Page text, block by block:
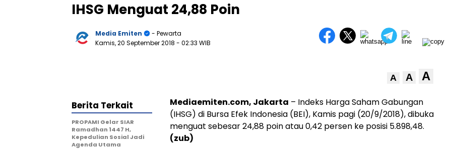
IHSG Menguat 24,88 Poin
Media Emiten
- Pewarta
Kamis, 20 September 2018 - 02:33 WIB
A A A
Mediaemiten.com, Jakarta – Indeks Harga Saham Gabungan
(IHSG) di Bursa Efek Indonesia (BEI), Kamis pagi (20/9/2018), dibuka
menguat sebesar 24,88 poin atau 0,42 persen ke posisi 5.898,48.
(zub)
Berita Terkait
PROPAMI Gelar SIAR
Ramadhan 1447 H,
Kepedulian Sosial Jadi
Agenda Utama